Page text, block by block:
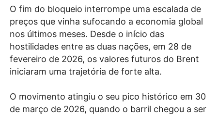
O fim do bloqueio interrompe uma escalada de
preços que vinha sufocando a economia global
nos últimos meses. Desde o início das
hostilidades entre as duas nações, em 28 de
fevereiro de 2026, os valores futuros do Brent
iniciaram uma trajetória de forte alta.
O movimento atingiu o seu pico histórico em 30
de março de 2026, quando o barril chegou a ser